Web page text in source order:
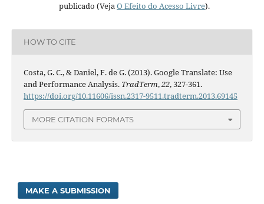
publicado (VejaO Efeito do Acesso Livre).
HOW TO CITE
Costa, G. C., & Daniel, F. de G. (2013). Google Translate: Use
and Performance Analysis. TradTerm,22, 327-361.
https://doi.org/10.11606/issn.2317-9511.tradterm.2013.69145
MORE CITATION FORMATS
MAKE A SUBMISSION